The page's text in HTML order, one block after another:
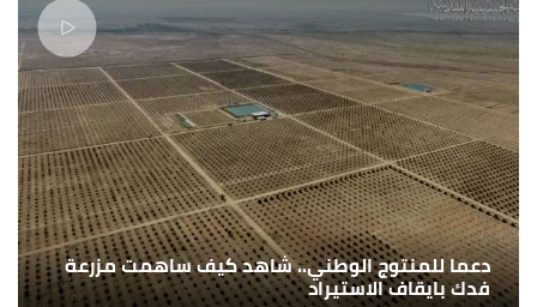
دعما للمنتوج الوطني.. شاهد كيف ساهمت مزرعة
فدك بايقاف الاستيراد